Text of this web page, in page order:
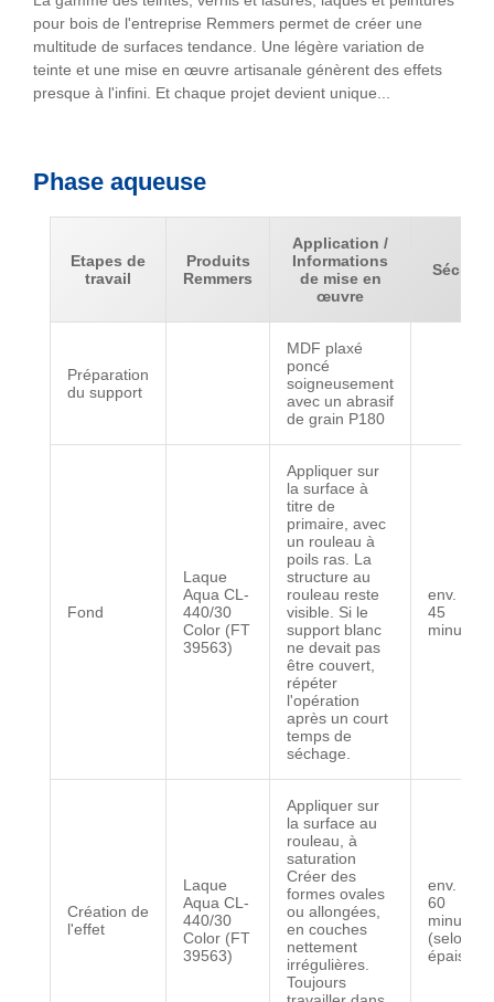
pour bois de l'entreprise Remmers permet de créer une
multitude de surfaces tendance. Une légère variation de
teinte et une mise en œuvre artisanale génèrent des effets
presque à l'infini. Et chaque projet devient unique...
Phase aqueuse
Etapes de
travail
Produits
Remmers
Application /
Informations
de mise en
œuvre
Préparation
du support
MDF plaxé
poncé
soigneusement
avec un abrasif
de grain P180
Fond
Laque
Aqua CL-
440/30
Color (FT
39563)
Appliquer sur
la surface à
titre de
primaire, avec
un rouleau à
poils ras. La
structure au
rouleau reste
visible. Si le
support blanc
ne devait pas
être couvert,
répéter
l'opération
après un court
temps de
séchage.
env. 30 -
45
minutes
Création de
l'effet
Laque
Aqua CL-
440/30
Color (FT
39563)
Appliquer sur
la surface au
rouleau, à
saturation
Créer des
formes ovales
ou allongées,
en couches
nettement
irrégulières.
Toujours
env. 30 -
60
minutes
(selon